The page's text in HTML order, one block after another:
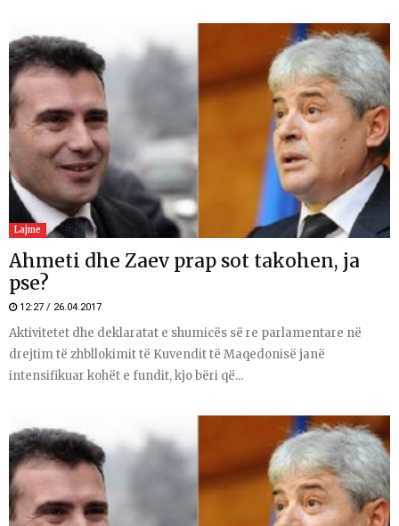
Lajme
Ahmeti dhe Zaev prap sot takohen, ja
pse?
12:27 / 26.04.2017
Aktivitetet dhe deklaratat e shumicës së re parlamentare në
drejtim të zhbllokimit të Kuvendit të Maqedonisë janë
intensifikuar kohët e fundit, kjo bëri që...